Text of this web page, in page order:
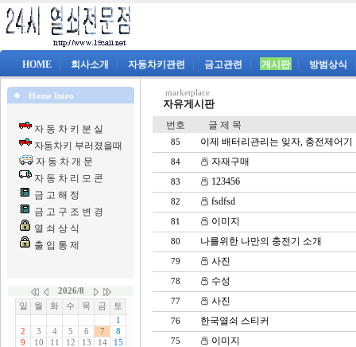
HOME 회사소개 자동차키관련 금고관련 게시판 방범상식
Home Intro
자 동 차 키 분 실
자동차키 부러졌을때
자 동 차 개 문
자 동 차 리 모 콘
금 고 해 정
금 고 구 조 변 경
열 쇠 상 식
출 입 통 제
marketplace
자유게시판
번호 글 제 목
85 이제 배터리관리는 잊자, 충전제어기
84 자재구매
83 123456
82 fsdfsd
81 이미지
80 나를위한 나만의 충전기 소개
79 사진
78 수성
77 사진
76 한국열쇠 스티커
75 이미지